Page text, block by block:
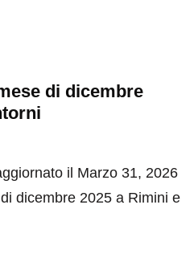
di dicembre
il Marzo 31, 2026
dicembre 2025 a Rimini e